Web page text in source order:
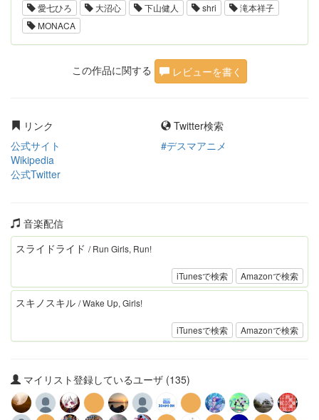
愛七ひろ
大沼心 下山健人 shri
滝本祥子
MONACA
この作品に関する レビューを書く
リンク
公式サイト
Wikipedia
公式Twitter
Twitter検索
#デスマアニメ
音楽配信
iTunesで検索 Amazonで検索
スライドライド / Run Girls, Run!
iTunesで検索 Amazonで検索
スキノスキル / Wake Up, Girls!
マイリスト登録しているユーザ (135)